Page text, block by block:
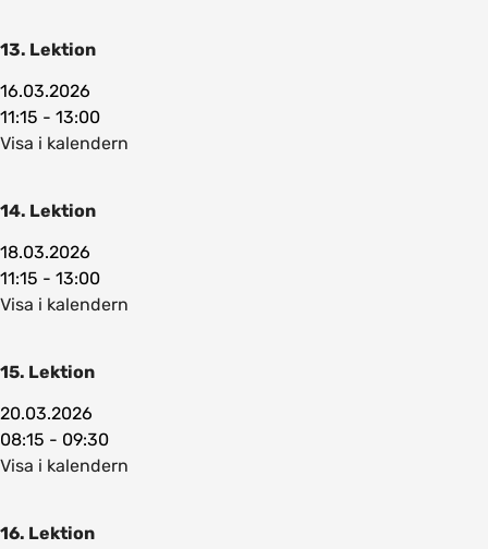
13. Lektion
16.03.2026
11:15 - 13:00
Visa i kalendern
14. Lektion
18.03.2026
11:15 - 13:00
Visa i kalendern
15. Lektion
20.03.2026
08:15 - 09:30
Visa i kalendern
16. Lektion